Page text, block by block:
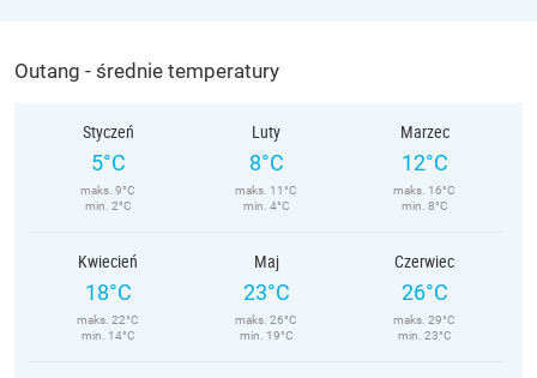
Outang - średnie temperatury
Styczeń
5°C
maks. 9°C
min. 2°C
Luty
8°C
maks. 11°C
min. 4°C
Marzec
12°C
maks. 16°C
min. 8°C
Kwiecień
18°C
maks. 22°C
min. 14°C
Maj
23°C
maks. 26°C
min. 19°C
Czerwiec
26°C
maks. 29°C
min. 23°C